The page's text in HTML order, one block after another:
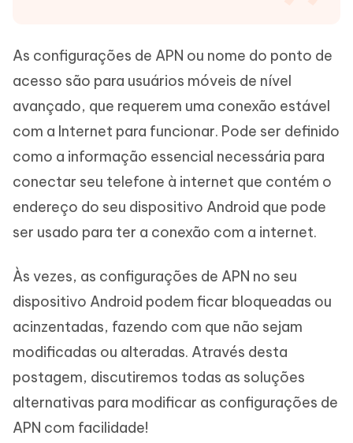
As configurações de APN ou nome do ponto de
acesso são para usuários móveis de nível
avançado, que requerem uma conexão estável
com a Internet para funcionar. Pode ser definido
como a informação essencial necessária para
conectar seu telefone à internet que contém o
endereço do seu dispositivo Android que pode
ser usado para ter a conexão com a internet.
Às vezes, as configurações de APN no seu
dispositivo Android podem ficar bloqueadas ou
acinzentadas, fazendo com que não sejam
modificadas ou alteradas. Através desta
postagem, discutiremos todas as soluções
alternativas para modificar as configurações de
APN com facilidade!